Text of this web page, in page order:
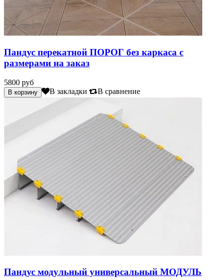
Пандус перекатной ПОРОГ без каркаса с
размерами на заказ
5800 руб
В закладки В сравнение
Пандус модульный универсальный МОДУЛЬ